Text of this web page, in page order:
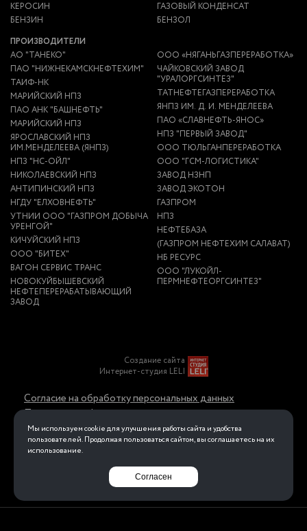
КЕРОСИН
БЕНЗИН
ГАЗОВЫЙ КОНДЕНСАТ
БЕНЗОЛ
ПРОИЗВОДИТЕЛИ
АО "ТАНЕКО"
ПАО "НИЖНЕКАМСКНЕФТЕХИМ"
ТАИФ-НК
МАРИЙСКИЙ НПЗ
ПАО АНК "БАШНЕФТЬ"
МАРИЙСКИЙ НПЗ
ЯРОСЛАВСКИЙ НПЗ
ИМ.МЕНДЕЛЕЕВА (ЯНПЗ)
НПЗ "НС-ОЙЛ"
НИКОЛАЕВСКИЙ НПЗ
АНТИПИНСКИЙ НПЗ
НГДУ "ЕЛХОВНЕФТЬ"
УТНИИ ООО "ГАЗПРОМ ДОБЫЧА
УРЕНГОЙ"
КИЧУЙСКИЙ НПЗ
ООО "БИТЕХ"
ВАГОН СЕРВИС ТРАНС
НОВОКУЙБЫШЕВСКИЙ
НЕФТЕПЕРЕРАБАТЫВАЮЩИЙ
ЗАВОД
ООО «НЯГАНЬГАЗПЕРЕРАБОТКА»
ЧАЙКОВСКИЙ ЗАВОД
"УРАЛОРГСИНТЕЗ"
ТАТНЕФТЕГАЗПЕРЕРАБОТКА
ЯНПЗ ИМ. Д. И. МЕНДЕЛЕЕВА
ПАО «СЛАВНЕФТЬ-ЯНОС»
НПЗ "ПЕРВЫЙ ЗАВОД"
ООО ТЮЛЬГАНПЕРЕРАБОТКА
ООО "ГСМ-ЛОГИСТИКА"
ЗАВОД НЗНП
ЗАВОД ЭКОТОН
ГАЗПРОМ
НПЗ
НЕФТЕБАЗА
(ГАЗПРОМ НЕФТЕХИМ САЛАВАТ)
НБ РЕСУРС
ООО "ЛУКОЙЛ-
ПЕРМНЕФТЕОРГСИНТЕЗ"
Создание сайта
Интернет-студия LELI
Согласие на обработку персональных данных
Политика конфиденциальности в отношении
обработки персональных данных
Перейти на полную версию
Мы используем cookie для улучшения работы сайта и удобства
пользователей. Продолжая пользоваться сайтом, вы соглашаетесь на их
использование.
Согласен